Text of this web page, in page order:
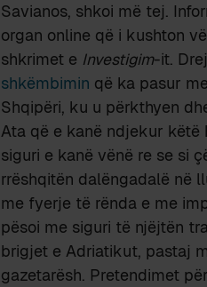
Savianos, shkoi më tej.
organ online që i kushton
shkrimet e Investigim-it.
shkëmbimin që ka pasur
Shqipëri, ku u përkthyen
Ata që e kanë ndjekur
siguri e kanë vënë re se si
rrëshqitën dalëngadalë në
me fyerje të rënda e me
pësoi me siguri të njëjtën
brigjet e Adriatikut, pastaj
gazetarësh. Pretendimet për